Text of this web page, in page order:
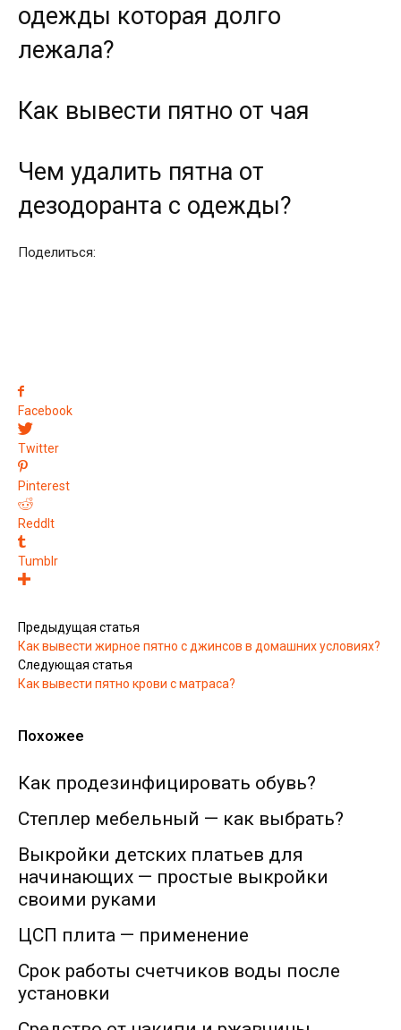
одежды которая долго
лежала?
Как вывести пятно от чая
Чем удалить пятна от
дезодоранта с одежды?
Поделиться:
Facebook
Twitter
Pinterest
ReddIt
Tumblr
Предыдущая статья
Как вывести жирное пятно с джинсов в домашних условиях?
Следующая статья
Как вывести пятно крови с матраса?
Похожее
Как продезинфицировать обувь?
Степлер мебельный — как выбрать?
Выкройки детских платьев для
начинающих — простые выкройки
своими руками
ЦСП плита — применение
Срок работы счетчиков воды после
установки